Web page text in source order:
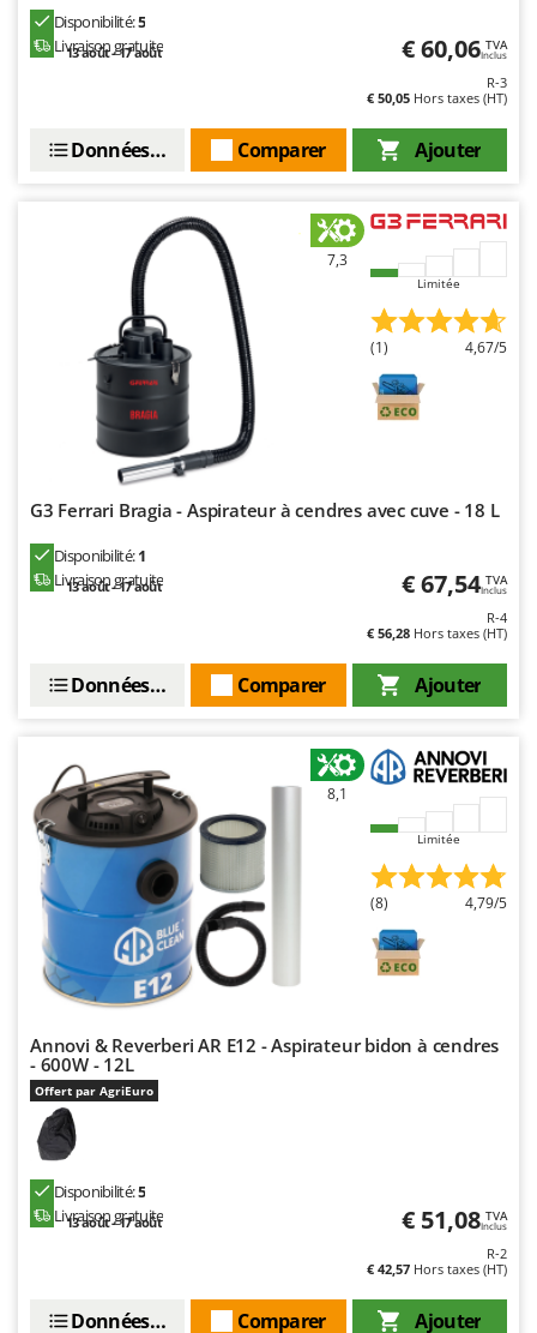
Disponibilité:5
Livraison gratuite
13 août - 17 août € 60,06 TVA
Inclus
R-3
€ 50,05 Hors taxes (HT)
Ajouter
Comparer
Données techniques
7,3
Limitée
(1) 4,67/5
G3 Ferrari Bragia - Aspirateur à cendres avec cuve - 18 L
Disponibilité:1
Livraison gratuite
13 août - 17 août € 67,54 TVA
Inclus
R-4
€ 56,28 Hors taxes (HT)
Ajouter
Comparer
Données techniques
8,1
Limitée
(8) 4,79/5
Annovi & Reverberi AR E12 - Aspirateur bidon à cendres
- 600W - 12L
Offert par AgriEuro
Disponibilité:5
Livraison gratuite
13 août - 17 août € 51,08 TVA
Inclus
R-2
€ 42,57 Hors taxes (HT)
Ajouter
Comparer
Données techniques